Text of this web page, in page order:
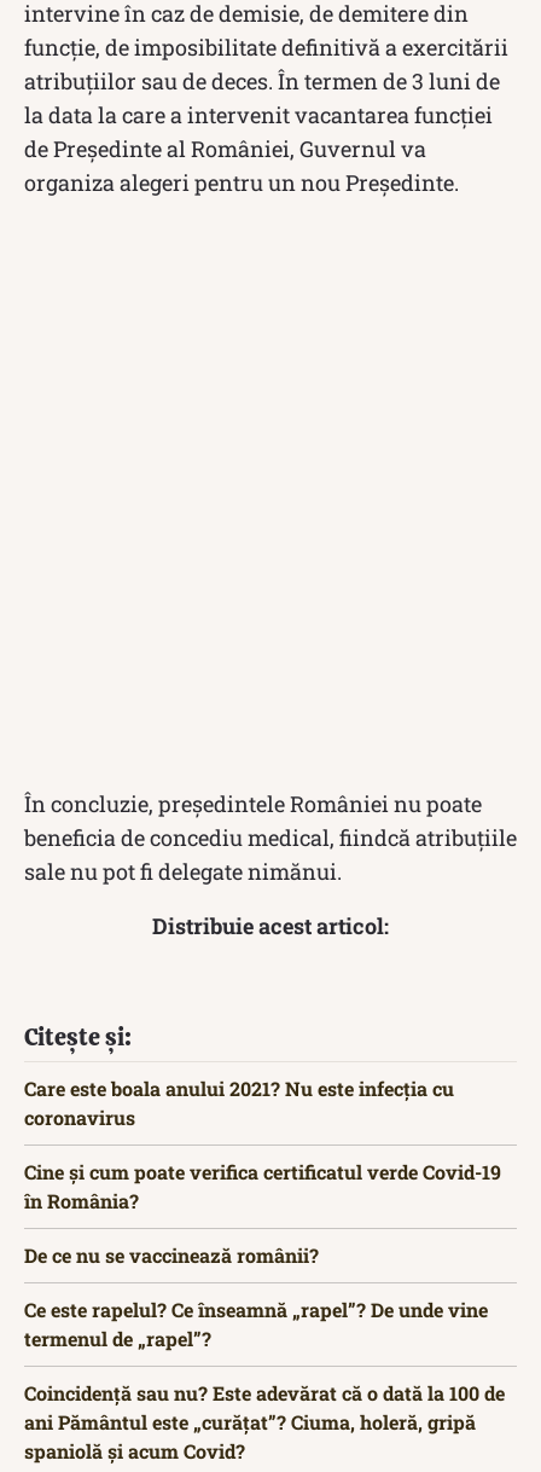
intervine în caz de demisie, de demitere din
funcţie, de imposibilitate definitivă a exercitării
atribuţiilor sau de deces. În termen de 3 luni de
la data la care a intervenit vacantarea funcţiei
de Preşedinte al României, Guvernul va
organiza alegeri pentru un nou Preşedinte.
În concluzie, președintele României nu poate
beneficia de concediu medical, fiindcă atribuțiile
sale nu pot fi delegate nimănui.
Distribuie acest articol:
Citește și:
Care este boala anului 2021? Nu este infecția cu
coronavirus
Cine și cum poate verifica certificatul verde Covid-19
în România?
De ce nu se vaccinează românii?
Ce este rapelul? Ce înseamnă „rapel”? De unde vine
termenul de „rapel”?
Coincidență sau nu? Este adevărat că o dată la 100 de
ani Pământul este „curățat”? Ciuma, holeră, gripă
spaniolă și acum Covid?